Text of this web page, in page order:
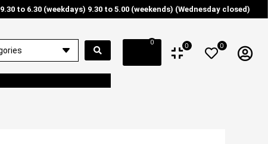
9.30 to 6.30 (weekdays) 9.30 to 5.00 (weekends) (Wednesday closed)
0 0 0